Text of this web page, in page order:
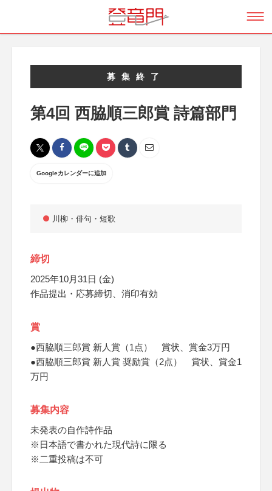
募集終了
第4回 西脇順三郎賞 詩篇部門
Googleカレンダーに追加
川柳・俳句・短歌
締切
2025年10月31日 (金)
作品提出・応募締切、消印有効
賞
●西脇順三郎賞 新人賞（1点） 賞状、賞金3万円
●西脇順三郎賞 新人賞 奨励賞（2点） 賞状、賞金1
万円
募集内容
未発表の自作詩作品
※日本語で書かれた現代詩に限る
※二重投稿は不可